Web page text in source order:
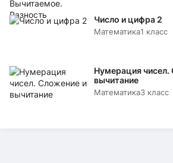
Число и цифра 2
Математика1 класс
Нумерация чисел.
вычитание
Математика3 класс